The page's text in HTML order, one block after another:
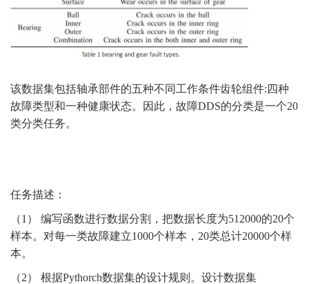
该数据集包括轴承部件的五种不同工作条件齿轮组件:四种
故障类型和一种健康状态。因此，故障DDS的分类是一个20
类分类任务。
任务描述：
（1） 编写函数进行数据分割，把数据长度为512000的20个
样本。对每一类故障建立1000个样本， 20类总计20000个样
本。
（2） 根据Pythorch数据集的设计规则。设计数据集